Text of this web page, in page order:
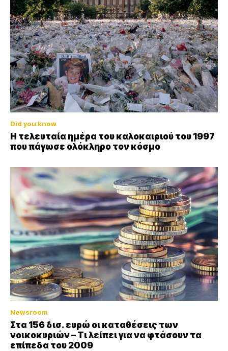
Did you know
Η τελευταία ημέρα του καλοκαιριού του 1997
που πάγωσε ολόκληρο τον κόσμο
Newsroom
Στα 156 δισ. ευρώ οι καταθέσεις των
νοικοκυριών – Τι λείπει για να φτάσουν τα
επίπεδα του 2009